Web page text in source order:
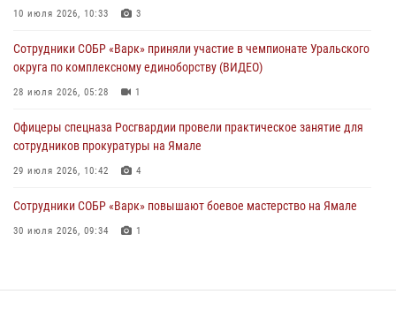
30 июля 2026, 09:34 1
Офицеры спецназа Росгвардии провели практическое занятие для
сотрудников прокуратуры на Ямале
29 июля 2026, 10:42 4
10 июля 2026, 10:33 3
Сотрудники СОБР «Варк» приняли участие в чемпионате Уральского
округа по комплексному единоборству (ВИДЕО)
28 июля 2026, 05:28 1
Офицеры спецназа Росгвардии провели практическое занятие для
сотрудников прокуратуры на Ямале
29 июля 2026, 10:42 4
Сотрудники СОБР «Варк» повышают боевое мастерство на Ямале
30 июля 2026, 09:34 1
18 июля 2026, 09:36 3